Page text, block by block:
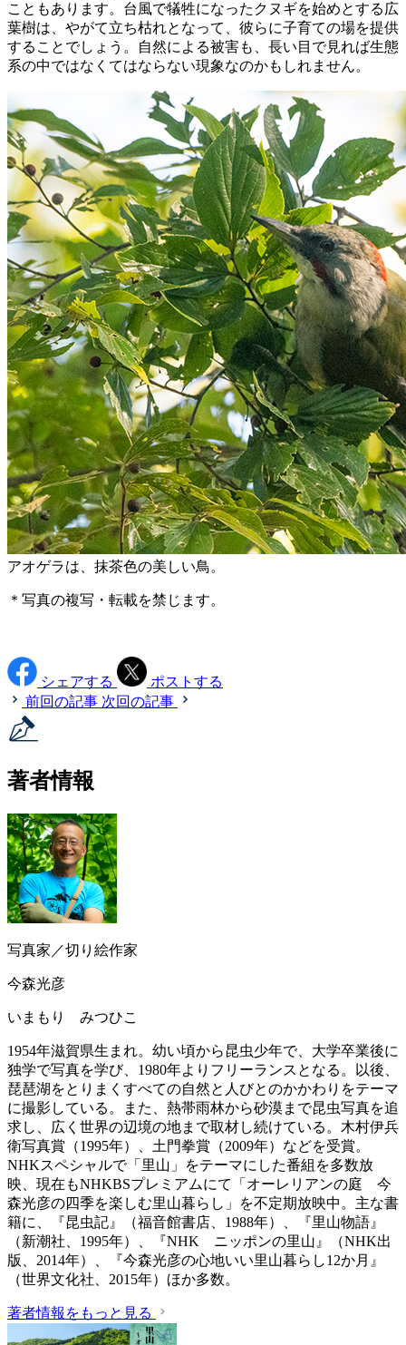
こともあります。台風で犠牲になったクヌギを始めとする広
葉樹は、やがて立ち枯れとなって、彼らに子育ての場を提供
することでしょう。自然による被害も、長い目で見れば生態
系の中ではなくてはならない現象なのかもしれません。
アオゲラは、抹茶色の美しい鳥。
＊写真の複写・転載を禁じます。
シェアする
ポストする
前回の記事 次回の記事
著者情報
写真家／切り絵作家
今森光彦
いまもり みつひこ
1954年滋賀県生まれ。幼い頃から昆虫少年で、大学卒業後に
独学で写真を学び、1980年よりフリーランスとなる。以後、
琵琶湖をとりまくすべての自然と人びとのかかわりをテーマ
に撮影している。また、熱帯雨林から砂漠まで昆虫写真を追
求し、広く世界の辺境の地まで取材し続けている。木村伊兵
衛写真賞（1995年）、土門拳賞（2009年）などを受賞。
NHKスペシャルで「里山」をテーマにした番組を多数放
映、現在もNHKBSプレミアムにて「オーレリアンの庭 今
森光彦の四季を楽しむ里山暮らし」を不定期放映中。主な書
籍に、『昆虫記』（福音館書店、1988年）、『里山物語』
（新潮社、1995年）、『NHK ニッポンの里山』（NHK出
版、2014年）、『今森光彦の心地いい里山暮らし12か月』
（世界文化社、2015年）ほか多数。
著者情報をもっと見る